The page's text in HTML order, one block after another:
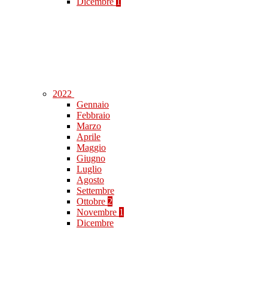
2022
Gennaio
Febbraio
Marzo
Aprile
Maggio
Giugno
Luglio
Agosto
Settembre
Ottobre 2
Novembre 1
Dicembre